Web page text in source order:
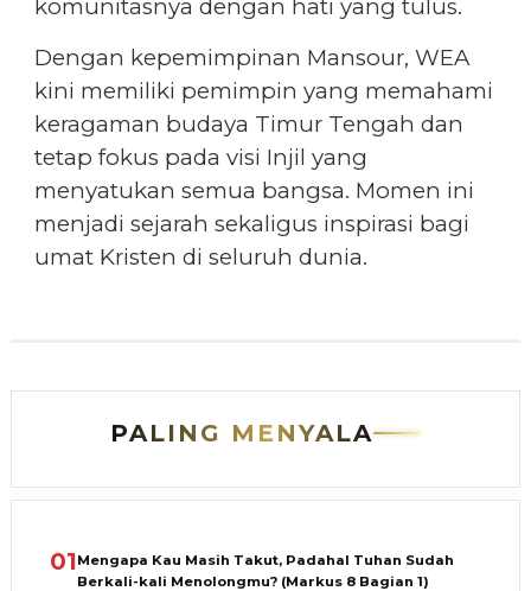
komunitasnya dengan hati yang tulus.
Dengan kepemimpinan Mansour, WEA
kini memiliki pemimpin yang memahami
keragaman budaya Timur Tengah dan
tetap fokus pada visi Injil yang
menyatukan semua bangsa. Momen ini
menjadi sejarah sekaligus inspirasi bagi
umat Kristen di seluruh dunia.
PALING MENYALA
01Mengapa Kau Masih Takut, Padahal Tuhan Sudah
Berkali-kali Menolongmu? (Markus 8 Bagian 1)